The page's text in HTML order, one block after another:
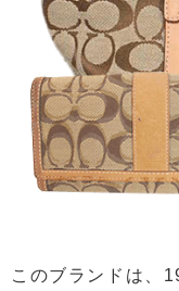
このブランドは、